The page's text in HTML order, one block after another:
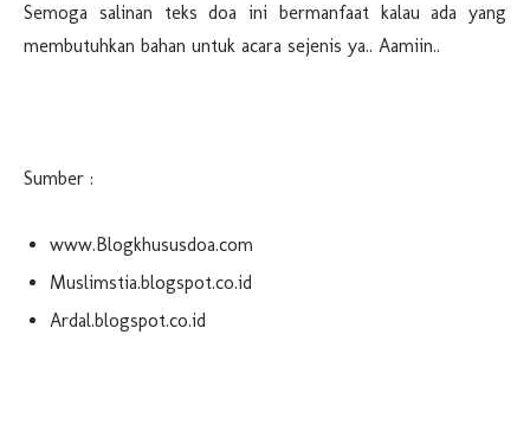
Semoga salinan teks doa ini bermanfaat kalau ada yang
membutuhkan bahan untuk acara sejenis ya.. Aamiin..
Sumber :
www.Blogkhususdoa.com
Muslimstia.blogspot.co.id
Ardal.blogspot.co.id